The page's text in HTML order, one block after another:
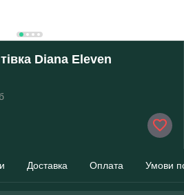
Diana Eleven
Доставка Оплата Умови